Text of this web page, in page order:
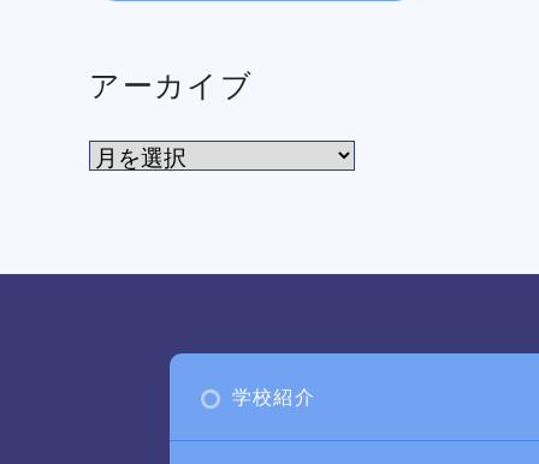
アーカイブ
学校紹介
スクールライフ
訪問者別